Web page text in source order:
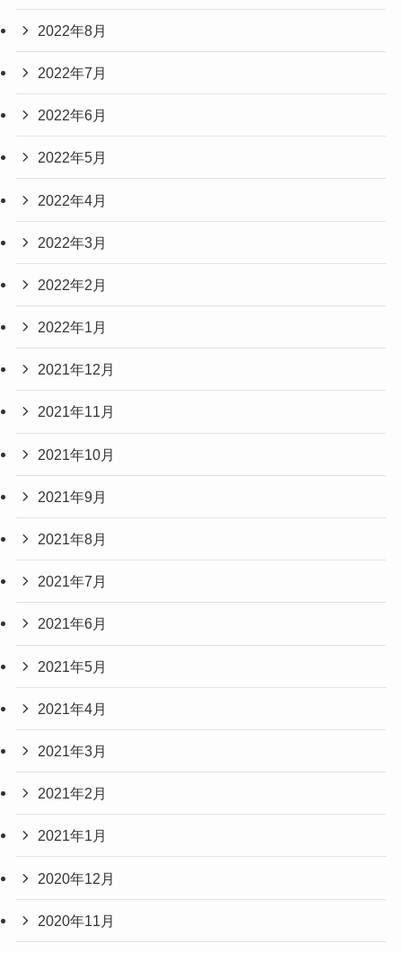
2022年8月
2022年7月
2022年6月
2022年5月
2022年4月
2022年3月
2022年2月
2022年1月
2021年12月
2021年11月
2021年10月
2021年9月
2021年8月
2021年7月
2021年6月
2021年5月
2021年4月
2021年3月
2021年2月
2021年1月
2020年12月
2020年11月